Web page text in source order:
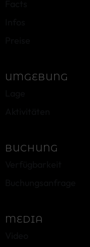
UMGEBUNG
BUCHUNG
MEDIA